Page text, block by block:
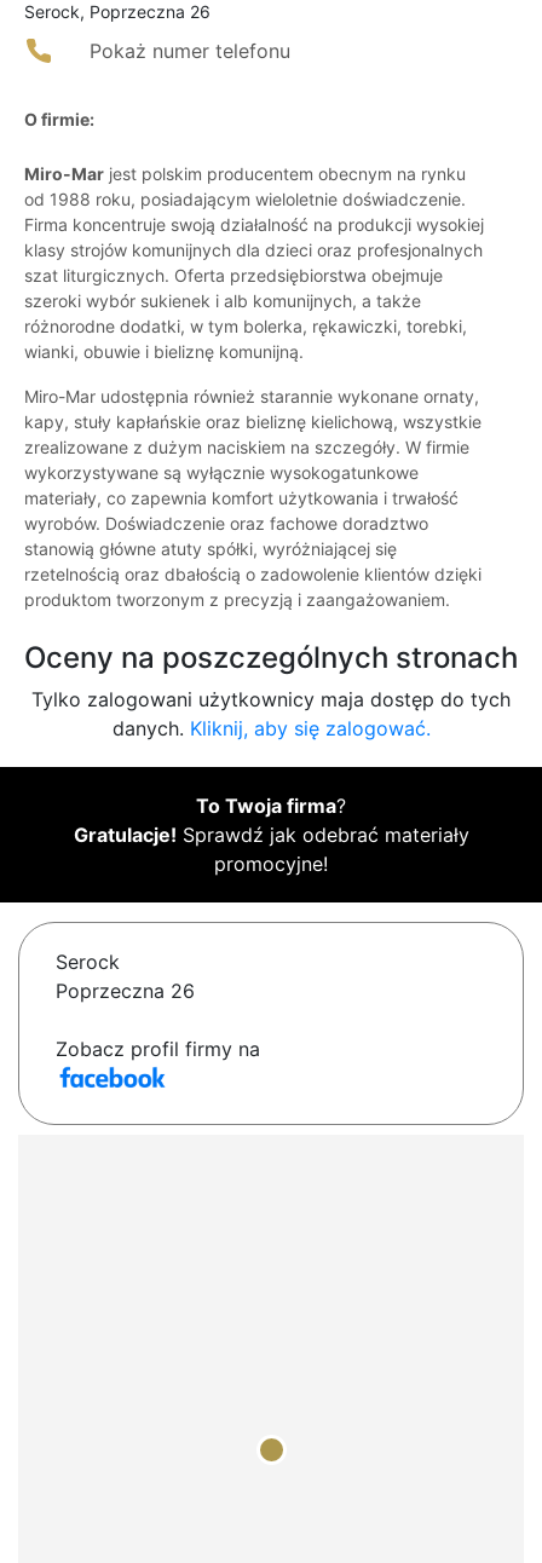
Serock, Poprzeczna 26
Pokaż numer telefonu
O firmie:
Miro-Mar jest polskim producentem obecnym na rynku
od 1988 roku, posiadającym wieloletnie doświadczenie.
Firma koncentruje swoją działalność na produkcji wysokiej
klasy strojów komunijnych dla dzieci oraz profesjonalnych
szat liturgicznych. Oferta przedsiębiorstwa obejmuje
szeroki wybór sukienek i alb komunijnych, a także
różnorodne dodatki, w tym bolerka, rękawiczki, torebki,
wianki, obuwie i bieliznę komunijną.
Miro-Mar udostępnia również starannie wykonane ornaty,
kapy, stuły kapłańskie oraz bieliznę kielichową, wszystkie
zrealizowane z dużym naciskiem na szczegóły. W firmie
wykorzystywane są wyłącznie wysokogatunkowe
materiały, co zapewnia komfort użytkowania i trwałość
wyrobów. Doświadczenie oraz fachowe doradztwo
stanowią główne atuty spółki, wyróżniającej się
rzetelnością oraz dbałością o zadowolenie klientów dzięki
produktom tworzonym z precyzją i zaangażowaniem.
Oceny na poszczególnych stronach
Tylko zalogowani użytkownicy maja dostęp do tych
danych. Kliknij, aby się zalogować.
To Twoja firma?
Gratulacje! Sprawdź jak odebrać materiały
promocyjne!
Serock
Poprzeczna 26
Zobacz profil firmy na